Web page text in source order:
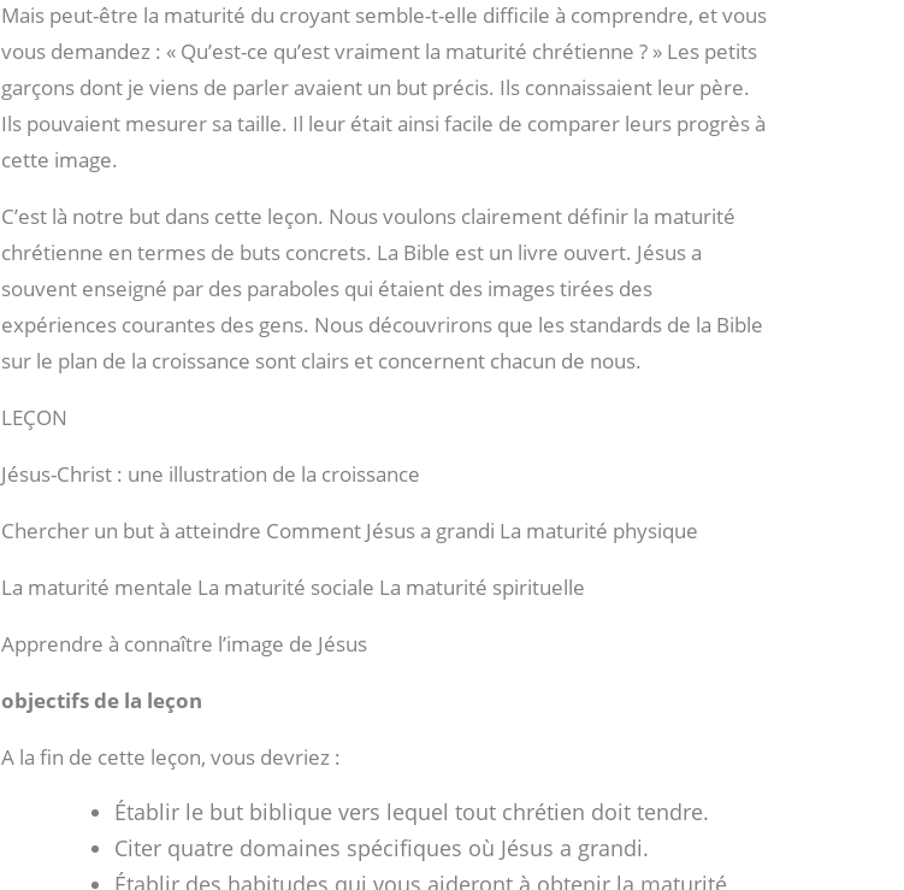
Mais peut-être la maturité du croyant semble-t-elle difficile à comprendre, et vous
vous demandez : « Qu’est-ce qu’est vraiment la maturité chrétienne ? » Les petits
garçons dont je viens de parler avaient un but précis. Ils connaissaient leur père.
Ils pouvaient mesurer sa taille. Il leur était ainsi facile de comparer leurs progrès à
cette image.
C’est là notre but dans cette leçon. Nous voulons clairement définir la maturité
chrétienne en termes de buts concrets. La Bible est un livre ouvert. Jésus a
souvent enseigné par des paraboles qui étaient des images tirées des
expériences courantes des gens. Nous découvrirons que les standards de la Bible
sur le plan de la croissance sont clairs et concernent chacun de nous.
LEÇON
Jésus-Christ : une illustration de la croissance
Chercher un but à atteindre Comment Jésus a grandi La maturité physique
La maturité mentale La maturité sociale La maturité spirituelle
Apprendre à connaître l’image de Jésus
objectifs de la leçon
A la fin de cette leçon, vous devriez :
Établir le but biblique vers lequel tout chrétien doit tendre.
Citer quatre domaines spécifiques où Jésus a grandi.